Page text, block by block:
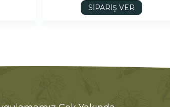
SİPARİŞ VER